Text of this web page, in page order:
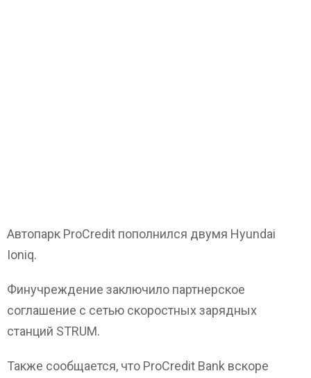
Автопарк ProCredit пополнился двумя Hyundai
Ioniq.
Финучреждение заключило партнерское
соглашение с сетью скоростных зарядных
станций STRUM.
Также сообщается, что ProCredit Bank вскоре